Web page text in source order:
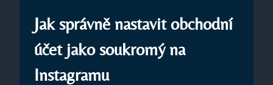
Jak správně nastavit obchodní
účet jako soukromý na
Instagramu